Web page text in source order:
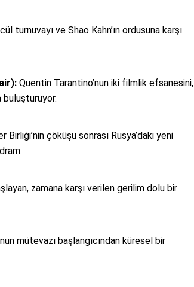
turnuvayı ve Shao Kahn’ın ordusuna karşı
Quentin Tarantino’nun iki filmlik efsanesini,
buluşturuyor.
Birliği’nin çöküşü sonrası Rusya’daki yeni
zamana karşı verilen gerilim dolu bir
mütevazı başlangıcından küresel bir